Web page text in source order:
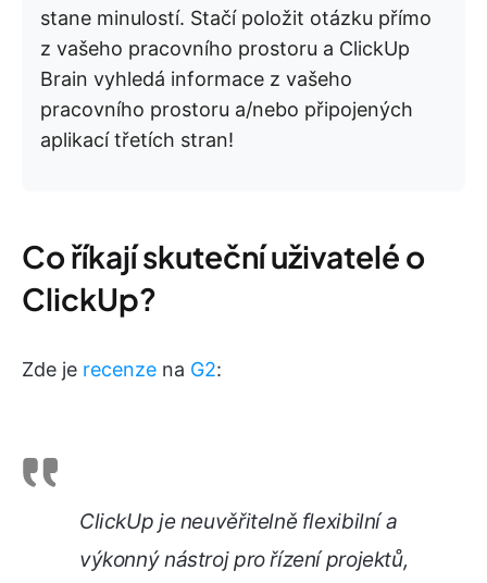
stane minulostí. Stačí položit otázku přímo
z vašeho pracovního prostoru a ClickUp
Brain vyhledá informace z vašeho
pracovního prostoru a/nebo připojených
aplikací třetích stran!
Co říkají skuteční uživatelé o
ClickUp?
Zde je recenze na G2:
ClickUp je neuvěřitelně flexibilní a
výkonný nástroj pro řízení projektů,